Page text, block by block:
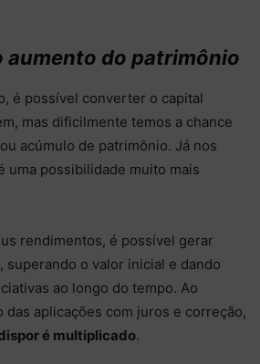
aumento do patrimônio
é possível converter o capital
mas dificilmente temos a chance
acúmulo de patrimônio. Já nos
uma possibilidade muito mais
rendimentos, é possível gerar
superando o valor inicial e dando
ao longo do tempo. Ao
das aplicações com juros e correção,
é multiplicado.